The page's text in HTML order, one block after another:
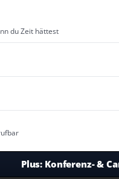
du Zeit hättest
Plus: Konferenz- &